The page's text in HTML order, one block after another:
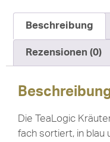
Beschreibung
Rezensionen (0)
Die TeaLogic
fach sortiert, in blau